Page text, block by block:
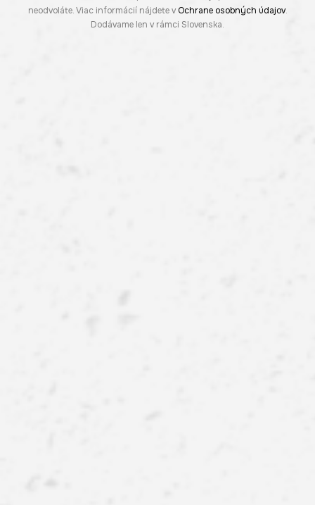
neodvoláte. Viac informácií nájdete v Ochrane osobných údajov.
Dodávame len v rámci Slovenska.